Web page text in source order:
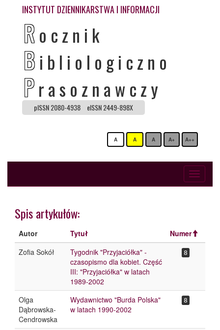
INSTYTUT DZIENNIKARSTWA I INFORMACJI
Rocznik
B ibliologiczno
Prasoznawczy
pISSN 2080-4938 eISSN 2449-898X
A A A A+ A++
Toggle
Spis artykułów:
Autor Tytuł
Numer
Zofia Sokół
Tygodnik "Przyjaciółka" -
czasopismo dla kobiet. Część
III: "Przyjaciółka" w latach
1989-2002
8
Olga
Dąbrowska-
Cendrowska
Wydawnictwo "Burda Polska"
w latach 1990-2002
8